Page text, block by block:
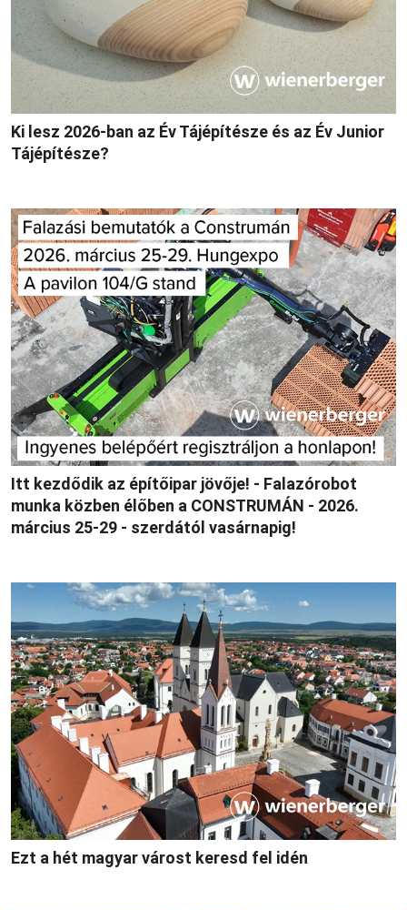
Ki lesz 2026-ban az Év Tájépítésze és az Év Junior
Tájépítésze?
Itt kezdődik az építőipar jövője! - Falazórobot
munka közben élőben a CONSTRUMÁN - 2026.
március 25-29 - szerdától vasárnapig!
Ezt a hét magyar várost keresd fel idén